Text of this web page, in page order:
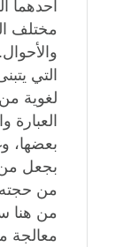
أحدهما
مختلف
التي
لغوية
بعضها،
بجعل
من حجته
من هنا
معالجة